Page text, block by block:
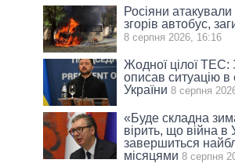
Росіяни
згорів автобус,
8 серпня 2026, 16:16
Жодної цілої ТЕС:
описав ситуацію в
України 8 серпня
«Буде складна
вірить, що війна в
завершиться
місяцями 8 серпня